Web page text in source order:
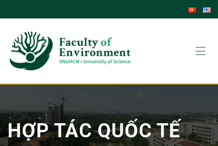
HỢP TÁC QUỐC TẾ